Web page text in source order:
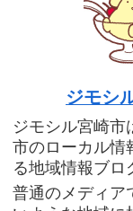
ジモシ
ジモシル宮崎市
市のローカル情
る地域情報ブロ
普通のメディア